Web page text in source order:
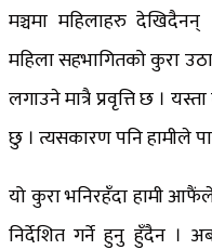
मञ्चमा महिलाहरु
महिला सहभागितको कुरा
लगाउने मात्रै प्रवृत्ति छ ।
छु । त्यसकारण पनि हामीले
यो कुरा भनिरहँदा हामी
निर्देशित गर्ने हुनु हुँदैन ।